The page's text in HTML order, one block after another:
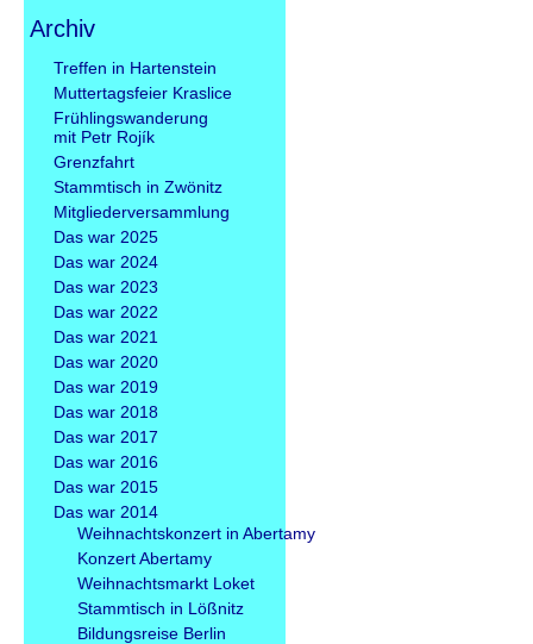
Archiv
Navigation
überspringen
Treffen in Hartenstein
Muttertagsfeier Kraslice
Frühlingswanderung
mit Petr Rojík
Grenzfahrt
Stammtisch in Zwönitz
Mitgliederversammlung
Das war 2025
Das war 2024
Das war 2023
Das war 2022
Das war 2021
Das war 2020
Das war 2019
Das war 2018
Das war 2017
Das war 2016
Das war 2015
Das war 2014
Weihnachtskonzert in Abertamy
Konzert Abertamy
Weihnachtsmarkt Loket
Stammtisch in Lößnitz
Bildungsreise Berlin